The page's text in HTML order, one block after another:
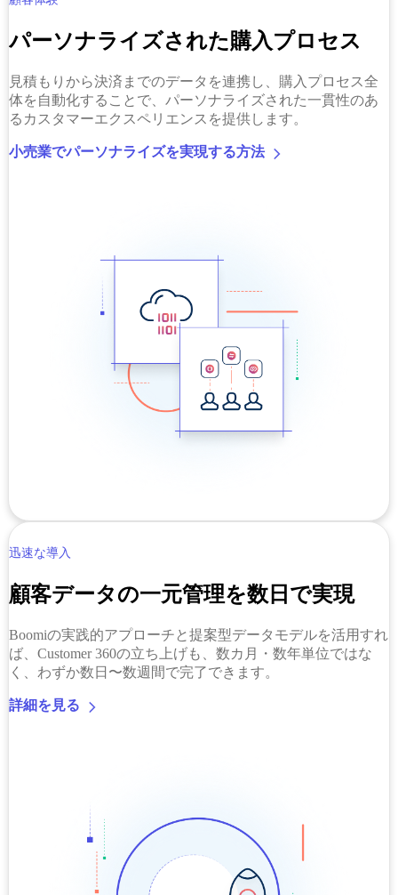
パーソナライズされた購入プロセス
見積もりから決済までのデータを連携し、購入プロセス全
体を自動化することで、パーソナライズされた一貫性のあ
るカスタマーエクスペリエンスを提供します。
小売業でパーソナライズを実現する方法
迅速な導入
顧客データの一元管理を数日で実現
Boomiの実践的アプローチと提案型データモデルを活用すれ
ば、Customer 360の立ち上げも、数カ月・数年単位ではな
く、わずか数日〜数週間で完了できます。
詳細を見る